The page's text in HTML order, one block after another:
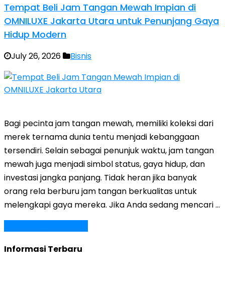
Tempat Beli Jam Tangan Mewah Impian di
OMNILUXE Jakarta Utara untuk Penunjang Gaya
Hidup Modern
July 26, 2026 Bisnis
Bagi pecinta jam tangan mewah, memiliki koleksi dari
merek ternama dunia tentu menjadi kebanggaan
tersendiri. Selain sebagai penunjuk waktu, jam tangan
mewah juga menjadi simbol status, gaya hidup, dan
investasi jangka panjang. Tidak heran jika banyak
orang rela berburu jam tangan berkualitas untuk
melengkapi gaya mereka. Jika Anda sedang mencari …
Informasi Terbaru